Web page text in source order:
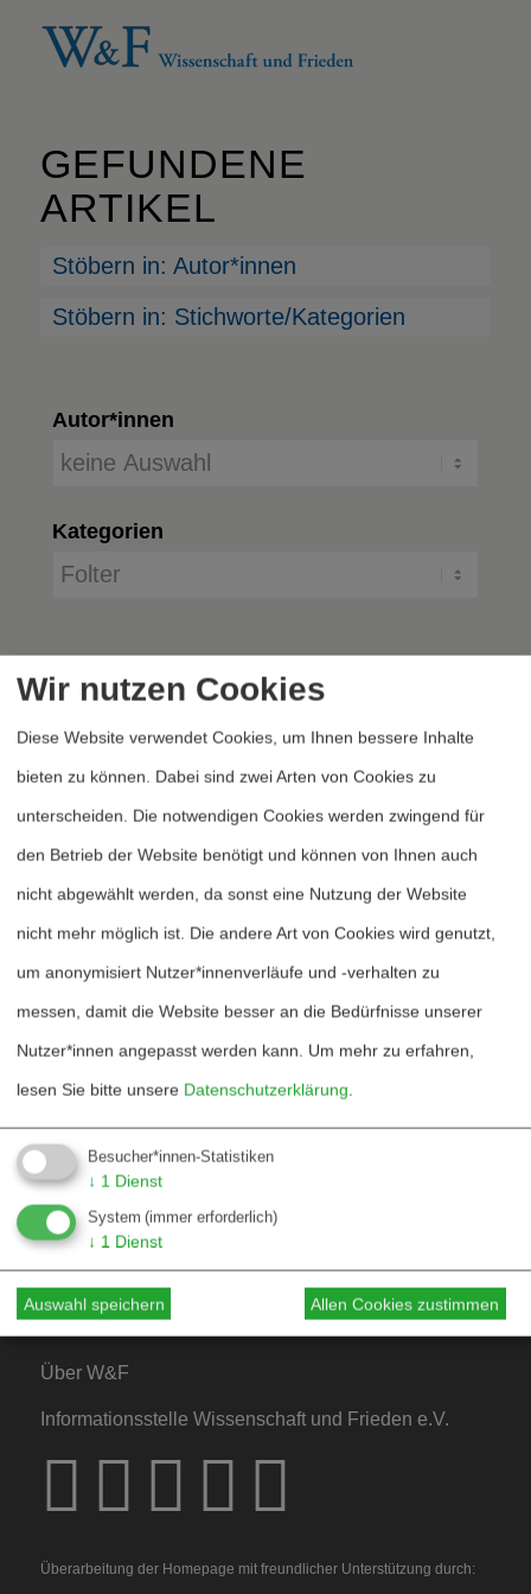
GEFUNDENE
ARTIKEL
Stöbern in: Autor*innen
Stöbern in: Stichworte/Kategorien
Autor*innen
Kategorien
Heftarchiv
Bestellen
Fördern
Jubiläum 40 Jahre
Kontakt
Mediadaten
Hinweise für Autor*innen
Hinweise für Dossiers
Über W&F
Informationsstelle Wissenschaft und Frieden e.V.
Überarbeitung der Homepage mit freundlicher Unterstützung durch:
Wir nutzen Cookies
Diese Website verwendet Cookies, um Ihnen bessere Inhalte
bieten zu können. Dabei sind zwei Arten von Cookies zu
unterscheiden. Die notwendigen Cookies werden zwingend für
den Betrieb der Website benötigt und können von Ihnen auch
nicht abgewählt werden, da sonst eine Nutzung der Website
nicht mehr möglich ist. Die andere Art von Cookies wird genutzt,
um anonymisiert Nutzer*innenverläufe und -verhalten zu
messen, damit die Website besser an die Bedürfnisse unserer
Nutzer*innen angepasst werden kann. Um mehr zu erfahren,
lesen Sie bitte unsere Datenschutzerklärung.
Besucher*innen-Statistiken
↓ 1 Dienst
System (immer erforderlich)
↓ 1 Dienst
Auswahl speichern Allen Cookies zustimmen